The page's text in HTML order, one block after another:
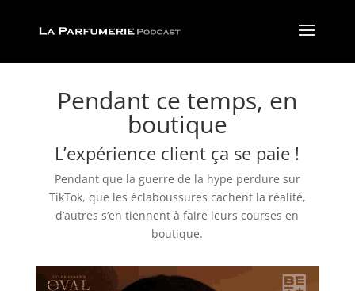
Pendant ce temps, en
boutique
L’expérience client ça se paie !
Pendant que la guerre de la hype perdure sur
TikTok, que les éclaboussures cachent la réalité,
d’autres s’en tiennent à faire leurs courses en
boutique.